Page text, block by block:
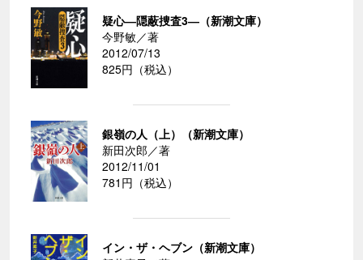
疑心―隠蔽捜査3―（新潮文庫）
今野敏／著
2012/07/13
825円（税込）
銀嶺の人（上）（新潮文庫）
新田次郎／著
2012/11/01
781円（税込）
イン・ザ・ヘブン（新潮文庫）